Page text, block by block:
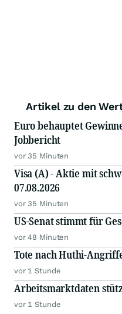
Artikel zu den
Euro behauptet
Jobbericht
vor 35 Minuten
Visa (A) - Aktie mit
07.08.2026
vor 35 Minuten
US-Senat stimmt für
vor 48 Minuten
Tote nach Huthi-
vor 1 Stunde
Arbeitsmarktdaten
vor 1 Stunde